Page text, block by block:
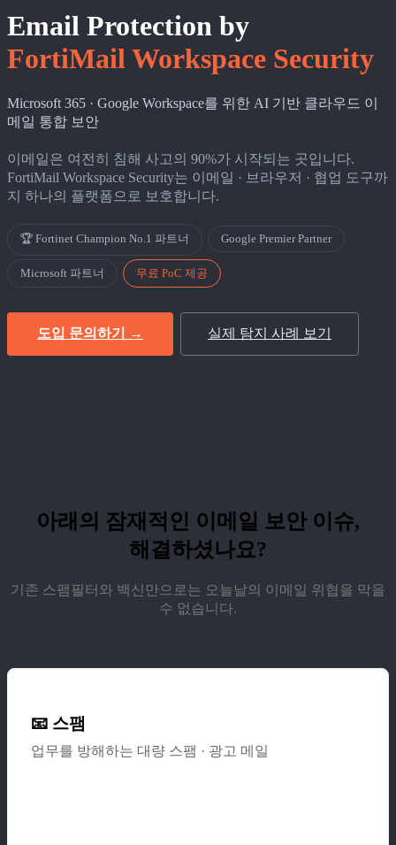
Email Protection by
FortiMail Workspace Security
Microsoft 365 · Google Workspace를 위한 AI 기반 클라우드 이
메일 통합 보안
이메일은 여전히 침해 사고의 90%가 시작되는 곳입니다.
FortiMail Workspace Security는 이메일 · 브라우저 · 협업 도구까
지 하나의 플랫폼으로 보호합니다.
🏆 Fortinet Champion No.1 파트너 Google Premier Partner
Microsoft 파트너 무료 PoC 제공
도입 문의하기 → 실제 탐지 사례 보기
아래의 잠재적인 이메일 보안 이슈,
해결하셨나요?
기존 스팸필터와 백신만으로는 오늘날의 이메일 위협을 막을
수 없습니다.
📧 스팸
업무를 방해하는 대량 스팸 · 광고 메일